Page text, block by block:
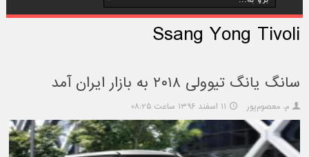
Ssang Yong Tivoli
سانگ یانگ تیوولی ۲۰۱۸ به بازار ایران آمد
م. معصوم‌پور ۱۱ اسفند ۱۳۹۶ ساعت ۰۸:۲۵